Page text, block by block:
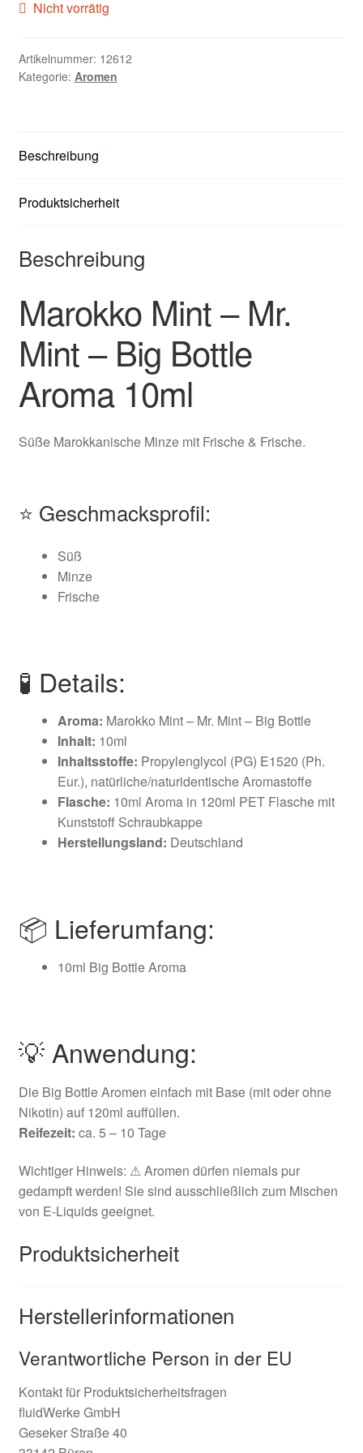
Zubehör
Kundenkarte
Nicht vorrätig
Artikelnummer: 12612
Kategorie: Aromen
Beschreibung
Produktsicherheit
Beschreibung
Marokko Mint – Mr.
Mint – Big Bottle
Aroma 10ml
Süße Marokkanische Minze mit Frische & Frische.
⭐ Geschmacksprofil:
Süß
Minze
Frische
🧪 Details:
Aroma: Marokko Mint – Mr. Mint – Big Bottle
Inhalt: 10ml
Inhaltsstoffe: Propylenglycol (PG) E1520 (Ph.
Eur.), natürliche/naturidentische Aromastoffe
Flasche: 10ml Aroma in 120ml PET Flasche mit
Kunststoff Schraubkappe
Herstellungsland: Deutschland
📦 Lieferumfang:
10ml Big Bottle Aroma
💡 Anwendung:
Die Big Bottle Aromen einfach mit Base (mit oder ohne
Nikotin) auf 120ml auffüllen.
Reifezeit: ca. 5 – 10 Tage
Wichtiger Hinweis: ⚠ Aromen dürfen niemals pur
gedampft werden! Sie sind ausschließlich zum Mischen
von E-Liquids geeignet.
Produktsicherheit
Herstellerinformationen
Verantwortliche Person in der EU
Kontakt für Produktsicherheitsfragen
fluidWerke GmbH
Geseker Straße 40